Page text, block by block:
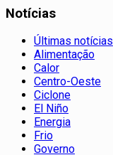
Notícias
Últimas notícias
Alimentação
Calor
Centro-Oeste
Ciclone
El Niño
Energia
Frio
Governo